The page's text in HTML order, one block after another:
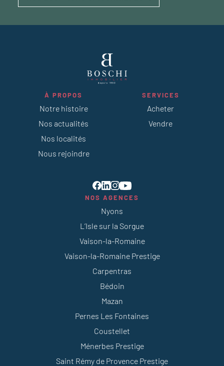
À PROPOS
Notre histoire
Nos actualités
Nos localités
Nous rejoindre
SERVICES
Acheter
Vendre
NOS AGENCES
Nyons
L’Isle sur la Sorgue
Vaison-la-Romaine
Vaison-la-Romaine Prestige
Carpentras
Bédoin
Mazan
Pernes Les Fontaines
Coustellet
Ménerbes Prestige
Saint Rémy de Provence Prestige